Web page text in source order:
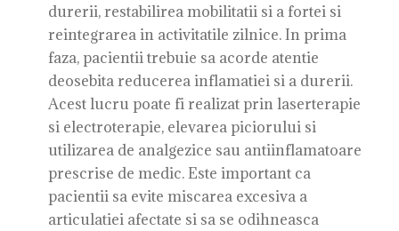
durerii, restabilirea mobilitatii si a fortei si
reintegrarea in activitatile zilnice. In prima
faza, pacientii trebuie sa acorde atentie
deosebita reducerea inflamatiei si a durerii.
Acest lucru poate fi realizat prin laserterapie
si electroterapie, elevarea piciorului si
utilizarea de analgezice sau antiinflamatoare
prescrise de medic. Este important ca
pacientii sa evite miscarea excesiva a
articulatiei afectate si sa se odihneasca